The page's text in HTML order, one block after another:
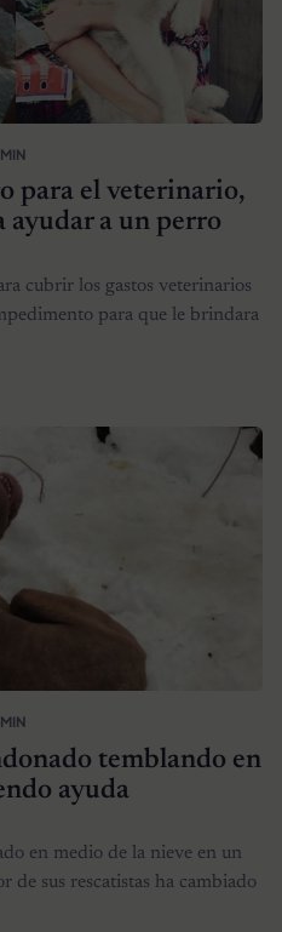
para el veterinario,
ayudar a un perro
cubrir los gastos veterinarios
para que le brindara
temblando en
ayuda
en medio de la nieve en un
de sus rescatistas ha cambiado